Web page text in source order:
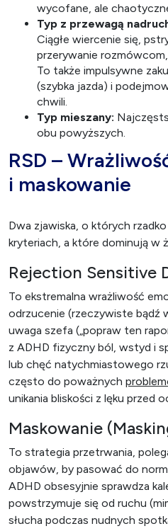
wycofane, ale
Typ z przewagą
Ciągłe wiercenie się,
przerywanie
To także impulsywne
(szybka jazda) i
chwili.
Typ mieszany:
obu powyższych.
RSD –
i maskowanie
Dwa zjawiska, o których
kryteriach, a które dominują w
Rejection Sensitive
To ekstremalna wrażliwość
odrzucenie (rzeczywiste bądź
uwaga szefa („popraw ten
z ADHD fizyczny ból, wstyd i
lub chęć natychmiastowego
często do poważnych
unikania bliskości z lęku przed
Maskowanie
To strategia przetrwania,
objawów, by pasować do
ADHD obsesyjnie sprawdza
powstrzymuje się od ruchu
słucha podczas nudnych